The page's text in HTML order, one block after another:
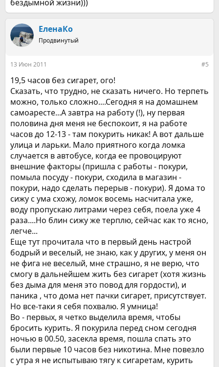
бездымной жизни)))
ЕленаКо
Продвинутый
13 Июн 2011 #5
19,5 часов без сигарет, ого!
Сказать, что трудно, не сказать ничего. Но терпеть
можно, только сложно....Сегодня я на домашнем
самоаресте...А завтра на работу (!), ну первая
половина дня меня не беспокоит, я на работе
часов до 12-13 - там покурить никак! А вот дальше
улица и ларьки. Мало приятного когда ломка
случается в автобусе, когда ее провоцируют
внешние факторы (пришла с работы - покури,
помыла посуду - покури, сходила в магазин -
покури, надо сделать перерыв - покури). Я дома то
сижу с ума схожу, ломок восемь насчитала уже,
воду пропускаю литрами через себя, поела уже 4
раза....Но блин сижу же терплю, сейчас как то ясно,
легче...
Еще тут прочитала что в первый день настрой
бодрый и веселый, не знаю, как у других, у меня он
не фига не веселый, мне страшно, я не верю, что
смогу в дальнейшем жить без сигарет (хотя жизнь
без дыма для меня это повод для гордости), и
паника , что дома нет пачки сигарет, присутствует.
Но все-таки я себя похвалю. Я умница!
Во - первых, я четко выделила время, чтобы
бросить курить. Я покурила перед сном сегодня
ночью в 00.50, засекла время, пошла спать это
были первые 10 часов без никотина. Мне повезло
с утра я не испытываю тягу к сигаретам, курить